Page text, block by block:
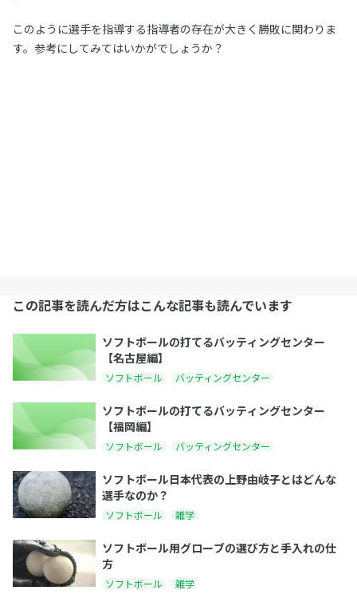
このように選手を指導する指導者の存在が大きく勝敗に関わりま
す。参考にしてみてはいかがでしょうか？
この記事を読んだ方はこんな記事も読んでいます
ソフトボールの打てるバッティングセンター
【名古屋編】
ソフトボール バッティングセンター
ソフトボールの打てるバッティングセンター
【福岡編】
ソフトボール バッティングセンター
ソフトボール日本代表の上野由岐子とはどんな
選手なのか？
ソフトボール 雑学
ソフトボール用グローブの選び方と手入れの仕
方
ソフトボール 雑学